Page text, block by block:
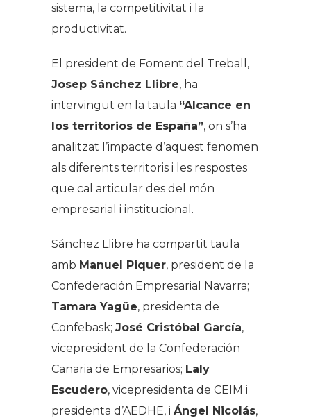
sistema, la competitivitat i la
productivitat.
El president de Foment del Treball,
Josep Sánchez Llibre, ha
intervingut en la taula “Alcance en
los territorios de España”, on s’ha
analitzat l’impacte d’aquest fenomen
als diferents territoris i les respostes
que cal articular des del món
empresarial i institucional.
Sánchez Llibre ha compartit taula
amb Manuel Piquer, president de la
Confederación Empresarial Navarra;
Tamara Yagüe, presidenta de
Confebask; José Cristóbal García,
vicepresident de la Confederación
Canaria de Empresarios; Laly
Escudero, vicepresidenta de CEIM i
presidenta d’AEDHE, i Ángel Nicolás,